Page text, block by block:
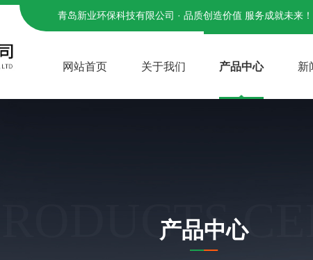
青岛新业环保科技有限公司 · 品质创造价值 服务成就未来！
网站首页 关于我们 产品中心 新
PRODUCTS
产品中心